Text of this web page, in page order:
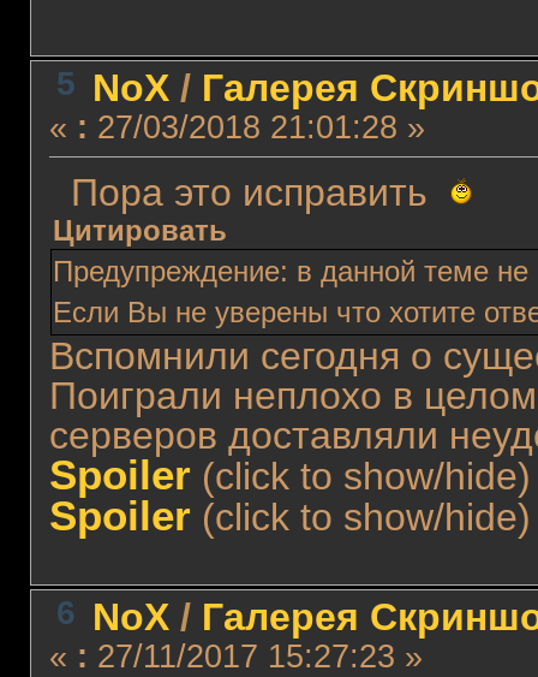
5 NoX/ Галерея
« : 27/03/2018 21:01:28 »
Пора это исправить
Цитировать
Предупреждение: в данной теме
Если Вы не уверены что хотите
Вспомнили сегодня о
Поиграли неплохо в
серверов доставляли
Spoiler (click to show/hide)
Spoiler (click to show/hide)
6 NoX/ Галерея
« : 27/11/2017 15:27:23 »